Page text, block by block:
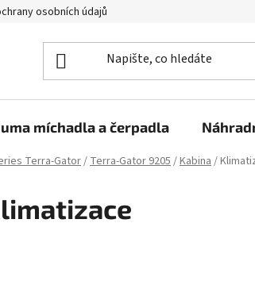
osobních údajů
míchadla a čerpadla
Terra-Gator/Terra-Gator 9205/Kabina/